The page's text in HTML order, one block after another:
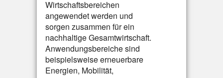
Wirtschaftsbereichen
angewendet werden und
sorgen zusammen für ein
nachhaltige Gesamtwirtschaft.
Anwendungsbereiche sind
beispielsweise erneuerbare
Energien, Mobilität,